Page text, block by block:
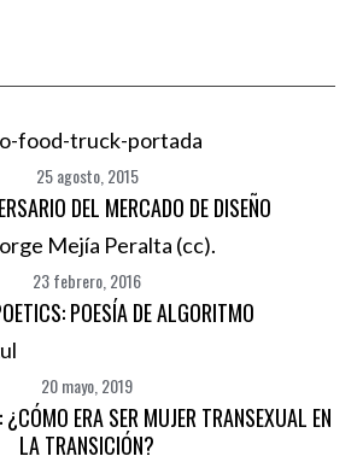
25 agosto, 2015
DEL MERCADO DE DISEÑO
23 febrero, 2016
POESÍA DE ALGORITMO
20 mayo, 2019
¿CÓMO ERA SER MUJER TRANSEXUAL EN
LA TRANSICIÓN?